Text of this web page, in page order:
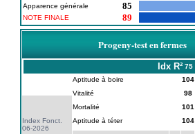
Apparence générale 85
NOTE FINALE 89
Progeny-test en fermes
Idx R² 75
Index Fonct.
06-2026
Aptitude à boire 104
Vitalité
98
Mortalité
101
Aptitude à téter
104